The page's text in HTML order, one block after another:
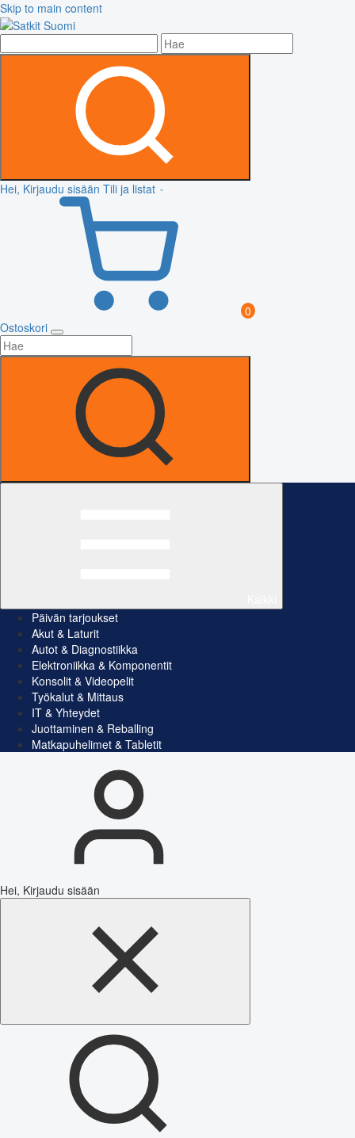
Skip to main content
Hei, Kirjaudu sisään Tili ja listat
0
Ostoskori
Päivän tarjoukset
Akut & Laturit
Autot & Diagnostiikka
Elektroniikka & Komponentit
Konsolit & Videopelit
Työkalut & Mittaus
IT & Yhteydet
Juottaminen & Reballing
Matkapuhelimet & Tabletit
Hei, Kirjaudu sisään